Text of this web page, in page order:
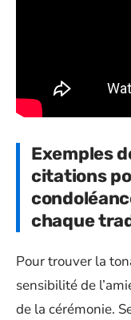
Exemples
citations
chaque
Pour trouver la
sensibilité de
de la cérémonie.